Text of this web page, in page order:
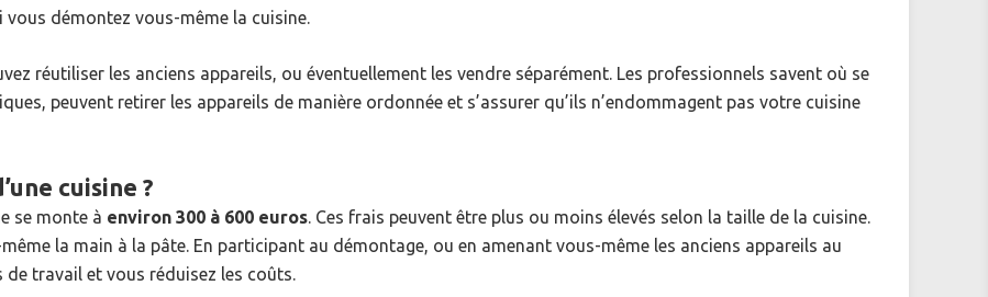
démontez vous-même la cuisine.
réutiliser les anciens appareils, ou éventuellement les vendre séparément. Les professionnels savent où se
peuvent retirer les appareils de manière ordonnée et s’assurer qu’ils n’endommagent pas votre cuisine
cuisine ?
se monte à environ 300 à 600 euros. Ces frais peuvent être plus ou moins élevés selon la taille de la cuisine.
la main à la pâte. En participant au démontage, ou en amenant vous-même les anciens appareils au
de travail et vous réduisez les coûts.